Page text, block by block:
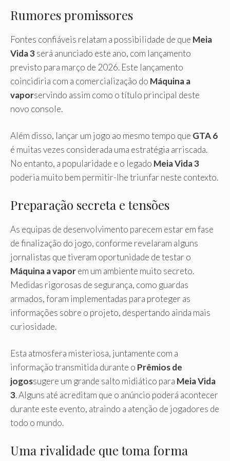
Rumores promissores
Fontes confiáveis ​​relatam a possibilidade de que Meia
Vida 3será anunciado este ano, com lançamento
previsto para março de 2026. Este lançamento
coincidiria com a comercialização do Máquina a
vaporservindo assim como o título principal deste
novo console.
Além disso, lançar um jogo ao mesmo tempo que GTA 6
é muitas vezes considerada uma estratégia arriscada.
No entanto, a popularidade e o legado Meia Vida 3
poderia muito bem permitir-lhe triunfar neste contexto.
Preparação secreta e tensões
As equipas de desenvolvimento parecem estar em fase
de finalização do jogo, conforme revelaram alguns
jornalistas que tiveram oportunidade de testar o
Máquina a vaporem um ambiente muito secreto.
Medidas rigorosas de segurança, como guardas
armados, foram implementadas para proteger as
informações sobre o projeto, despertando ainda mais
curiosidade.
Esta atmosfera misteriosa, juntamente com a
informação transmitida durante o Prêmios de
jogossugere um grande salto midiático para Meia Vida
3. Alguns até acreditam que o anúncio poderá acontecer
durante este evento, atraindo a atenção de jogadores de
todo o mundo.
Uma rivalidade que toma forma